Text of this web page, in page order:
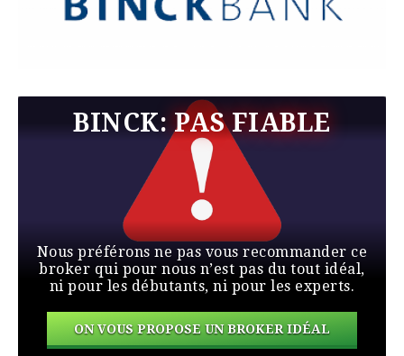
BINCK: PAS FIABLE
Nous préférons ne pas vous recommander ce
broker qui pour nous n’est pas du tout idéal,
ni pour les débutants, ni pour les experts.
ON VOUS PROPOSE UN BROKER IDÉAL